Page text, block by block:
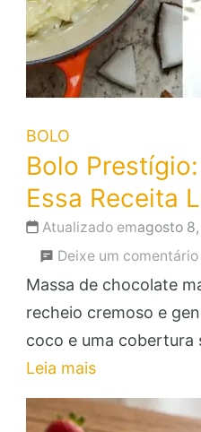
BOLO
Bolo
Essa Receita
Atualizado emagosto
Deixe um comentário
Massa de chocolate
recheio cremoso e
coco e uma cobertura
Leia mais